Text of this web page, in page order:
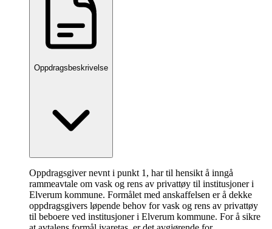
Oppdragsbeskrivelse
Oppdragsgiver nevnt i punkt 1, har til hensikt å inngå
rammeavtale om vask og rens av privattøy til institusjoner i
Elverum kommune. Formålet med anskaffelsen er å dekke
oppdragsgivers løpende behov for vask og rens av privattøy
til beboere ved institusjoner i Elverum kommune. For å sikre